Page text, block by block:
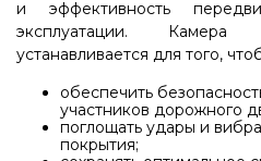
и эффективность
эксплуатации. Камера
устанавливается для того,
обеспечить
участников дорожного
поглощать удары и
покрытия;